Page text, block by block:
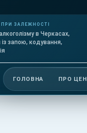
ЗАЛЕЖНОСТІ
в Черкасах,
запою, кодування,
ГОЛОВНА ПРО